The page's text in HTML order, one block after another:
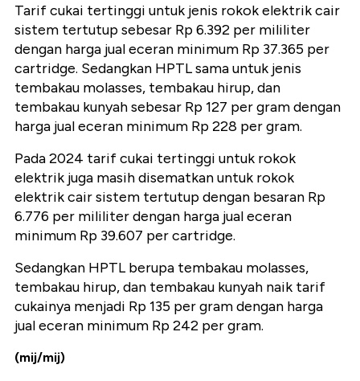
Tarif cukai tertinggi untuk jenis rokok elektrik cair
sistem tertutup sebesar Rp 6.392 per mililiter
dengan harga jual eceran minimum Rp 37.365 per
cartridge. Sedangkan HPTL sama untuk jenis
tembakau molasses, tembakau hirup, dan
tembakau kunyah sebesar Rp 127 per gram dengan
harga jual eceran minimum Rp 228 per gram.
Pada 2024 tarif cukai tertinggi untuk rokok
elektrik juga masih disematkan untuk rokok
elektrik cair sistem tertutup dengan besaran Rp
6.776 per mililiter dengan harga jual eceran
minimum Rp 39.607 per cartridge.
Sedangkan HPTL berupa tembakau molasses,
tembakau hirup, dan tembakau kunyah naik tarif
cukainya menjadi Rp 135 per gram dengan harga
jual eceran minimum Rp 242 per gram.
(mij/mij)